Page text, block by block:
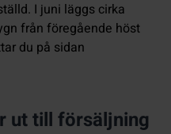
I juni läggs cirka
från föregående höst
du på sidan
ut till försäljning